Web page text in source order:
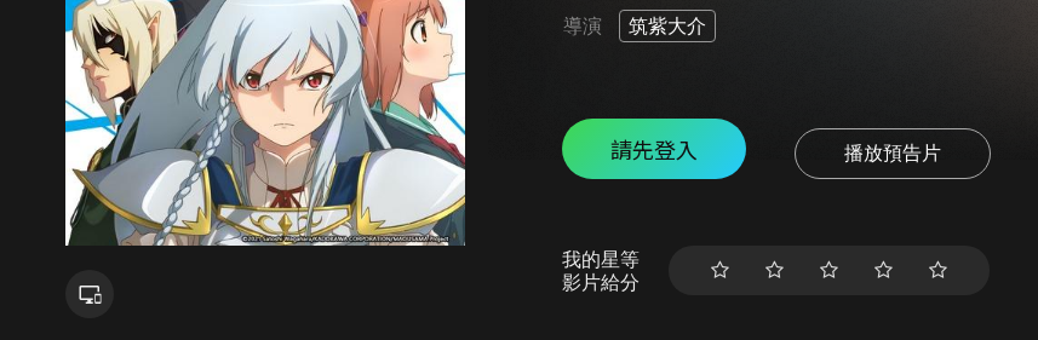
導演 筑紫大介
請先登入 播放預告片
我的星等
影片給分